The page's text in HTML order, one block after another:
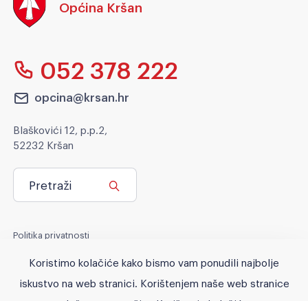
Općina Kršan
052 378 222
opcina@krsan.hr
Blaškovići 12, p.p.2,
52232 Kršan
Pretraži
Politika privatnosti
Koristimo kolačiće kako bismo vam ponudili najbolje
iskustvo na web stranici. Korištenjem naše web stranice